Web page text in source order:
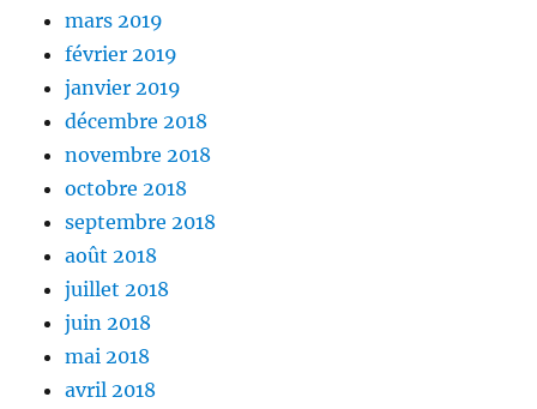
mars 2019
février 2019
janvier 2019
décembre 2018
novembre 2018
octobre 2018
septembre 2018
août 2018
juillet 2018
juin 2018
mai 2018
avril 2018